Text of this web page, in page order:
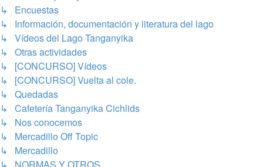
↳ Encuestas
↳ Información, documentación y literatura del lago
↳ Vídeos del Lago Tanganyika
↳ Otras actividades
↳ [CONCURSO] Vídeos
↳ [CONCURSO] Vuelta al cole.
↳ Quedadas
↳ Cafetería Tanganyika Cichlids
↳ Nos conocemos
↳ Mercadillo Off Topic
↳ Mercadillo